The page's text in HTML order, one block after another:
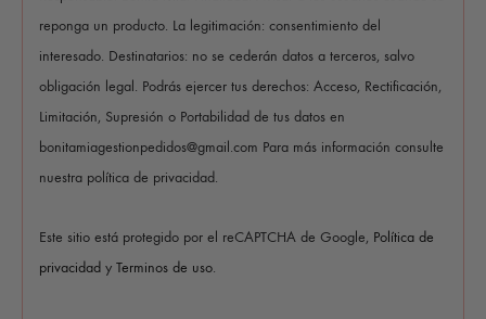
reponga un producto. La legitimación: consentimiento del
interesado. Destinatarios: no se cederán datos a terceros, salvo
obligación legal. Podrás ejercer tus derechos: Acceso, Rectificación,
Limitación, Supresión o Portabilidad de tus datos en
bonitamiagestionpedidos@gmail.com Para más información consulte
nuestra política de privacidad.
Este sitio está protegido por el reCAPTCHA de Google, Política de
privacidad y Terminos de uso.